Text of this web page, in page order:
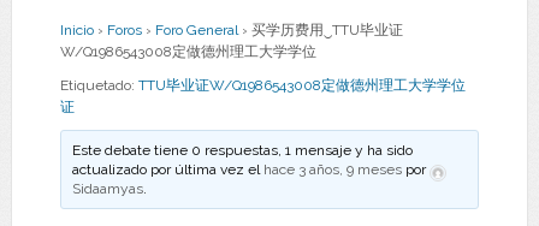
Inicio › Foros › Foro General › 买学历费用‿TTU毕业证
W/Q1986543008定做德州理工大学学位
Etiquetado: TTU毕业证W/Q1986543008定做德州理工大学学位
证
Este debate tiene 0 respuestas, 1 mensaje y ha sido
actualizado por última vez el hace 3 años, 9 meses por
Sidaamyas.